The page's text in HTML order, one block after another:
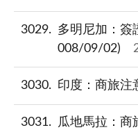
3029
多明尼加：簽
008/09/02)
3030 印度：商旅注
3031
瓜地馬拉：商